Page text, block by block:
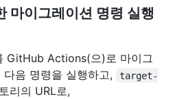
마이그레이션 명령 실행
GitHub Actions(으)로 마이그
음 명령을 실행하고,
target-
리의 URL로,